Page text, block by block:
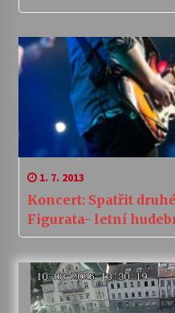
1. 7. 2013
Koncert: Spatřit
Figurata- letní